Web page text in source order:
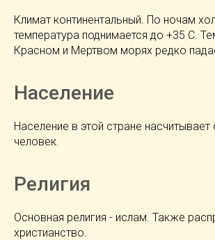
Климат континентальный. По ночам
температура поднимается до +35 С.
Красном и Мертвом морях редко
Население
Население в этой стране насчитывает
человек.
Религия
Основная религия - ислам. Также
христианство.